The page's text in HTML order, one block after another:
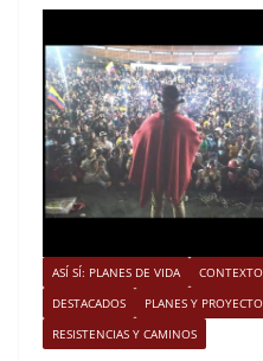
ASÍ SÍ: PLANES DE VIDA
DESTACADOS
PLANES Y
RESISTENCIAS Y CAMINOS